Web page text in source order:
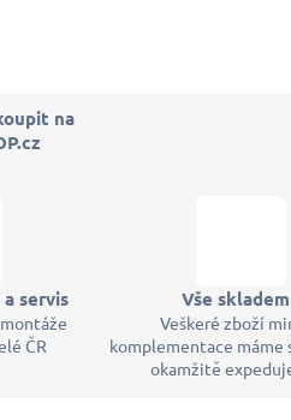
na
servis
ČR
Vše skladem
Veškeré zboží
komplementace máme
okamžitě